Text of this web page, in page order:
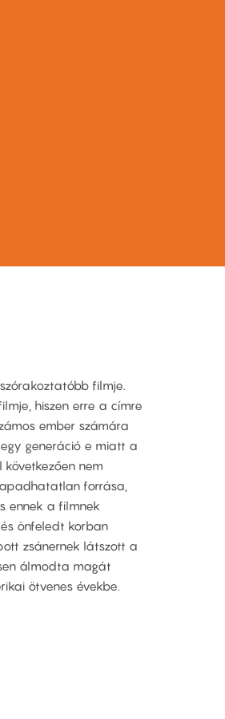
filmje.
hiszen erre a címre
ember számára
generáció e miatt a
nem
forrása,
ennek a filmnek
önfeledt korban
zsánernek látszott a
álmodta magát
ötvenes évekbe.